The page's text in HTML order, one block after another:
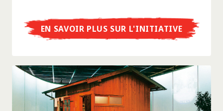
EN SAVOIR PLUS SUR L'INITIATIVE